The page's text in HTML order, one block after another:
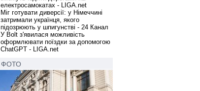
електросамокатах - LIGA.net
Міг готувати диверсії: у Німеччині
затримали українця, якого
підозрюють у шпигунстві - 24 Канал
У Bolt з'явилася можливість
оформлювати поїздки за допомогою
ChatGPT - LIGA.net
ФОТО